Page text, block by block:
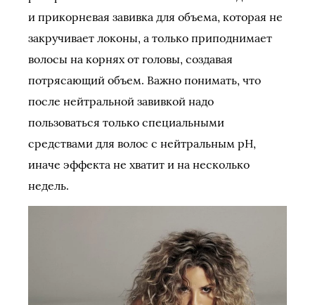
и прикорневая завивка для объема, которая не
закручивает локоны, а только приподнимает
волосы на корнях от головы, создавая
потрясающий объем. Важно понимать, что
после нейтральной завивкой надо
пользоваться только специальными
средствами для волос с нейтральным pH,
иначе эффекта не хватит и на несколько
недель.